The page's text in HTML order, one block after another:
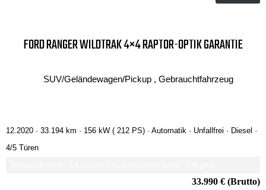
FORD RANGER WILDTRAK 4×4 RAPTOR-OPTIK GARANTIE
SUV/Geländewagen/Pickup , Gebrauchtfahrzeug
12.2020 · 33.194 km · 156 kW ( 212 PS) · Automatik · Unfallfrei · Diesel ·
4/5 Türen
33.990 € (Brutto)